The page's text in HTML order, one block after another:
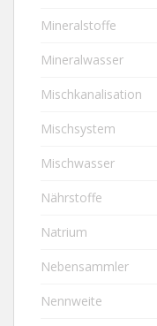
Mineralstoffe
Mineralwasser
Mischkanalisation
Mischsystem
Mischwasser
Nährstoffe
Natrium
Nebensammler
Nennweite